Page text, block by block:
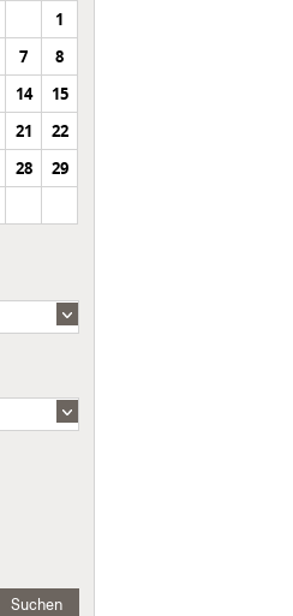
1
7
8
14
15
21
22
28
29
Suchen